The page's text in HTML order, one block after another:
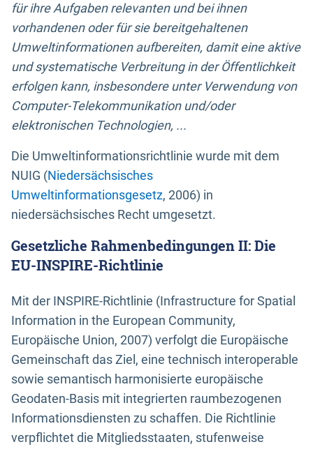
für ihre Aufgaben relevanten und bei ihnen
vorhandenen oder für sie bereitgehaltenen
Umweltinformationen aufbereiten, damit eine aktive
und systematische Verbreitung in der Öffentlichkeit
erfolgen kann, insbesondere unter Verwendung von
Computer-Telekommunikation und/oder
elektronischen Technologien, ...
Die Umweltinformationsrichtlinie wurde mit dem
NUIG (Niedersächsisches
Umweltinformationsgesetz, 2006) in
niedersächsisches Recht umgesetzt.
Gesetzliche Rahmenbedingungen II: Die
EU-INSPIRE-Richtlinie
Mit der INSPIRE-Richtlinie (Infrastructure for Spatial
Information in the European Community,
Europäische Union, 2007) verfolgt die Europäische
Gemeinschaft das Ziel, eine technisch interoperable
sowie semantisch harmonisierte europäische
Geodaten-Basis mit integrierten raumbezogenen
Informationsdiensten zu schaffen. Die Richtlinie
verpflichtet die Mitgliedsstaaten, stufenweise